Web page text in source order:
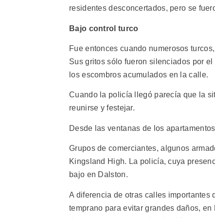
residentes desconcertados, pero se
Bajo control turco
Fue entonces cuando numerosos
Sus gritos sólo fueron silenciados por
los escombros acumulados en la calle.
Cuando la policía llegó parecía que la
reunirse y festejar.
Desde las ventanas de los
Grupos de comerciantes, algunos
Kingsland High. La policía, cuya
bajo en Dalston.
A diferencia de otras calles importantes
temprano para evitar grandes daños,